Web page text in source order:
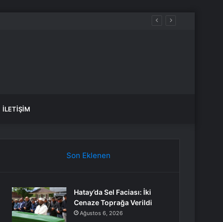
İLETIŞIM
Son Eklenen
Hatay’da Sel Faciası: İki
Cenaze Toprağa Verildi
Ağustos 6, 2026